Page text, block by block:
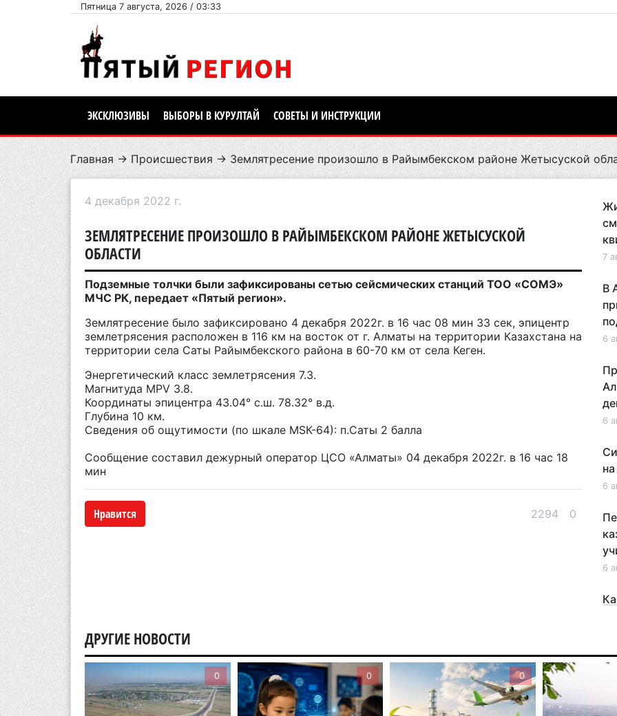
Пятница 7 августа, 2026 / 03:33
ЭКСКЛЮЗИВЫ ВЫБОРЫ В КУРУЛТАЙ СОВЕТЫ И ИНСТРУКЦИИ
Главная → Происшествия → Землятресение произошло в Райымбекском районе Жетысуской
4 декабря 2022 г.
ЗЕМЛЯТРЕСЕНИЕ ПРОИЗОШЛО В РАЙЫМБЕКСКОМ РАЙОНЕ ЖЕТЫСУСКОЙ
ОБЛАСТИ
Подземные толчки были зафиксированы сетью сейсмических станций ТОО «СОМЭ»
МЧС РК, передает «Пятый регион».
Землятресение было зафиксировано 4 декабря 2022г. в 16 час 08 мин 33 сек, эпицентр
землетрясения расположен в 116 км на восток от г. Алматы на территории Казахстана на
территории села Саты Райымбекского района в 60-70 км от села Кеген.
Энергетический класс землетрясения 7.3.
Магнитуда MPV 3.8.
Координаты эпицентра 43.04° с.ш. 78.32° в.д.
Глубина 10 км.
Сведения об ощутимости (по шкале МSК-64): п.Саты 2 балла
Сообщение составил дежурный оператор ЦСО «Алматы» 04 декабря 2022г. в 16 час 18
мин
Нравится 2294 0
7
В
6
6
6
6
ДРУГИЕ НОВОСТИ
0 0 0